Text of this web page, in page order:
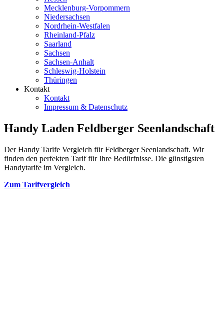
Mecklenburg-Vorpommern
Niedersachsen
Nordrhein-Westfalen
Rheinland-Pfalz
Saarland
Sachsen
Sachsen-Anhalt
Schleswig-Holstein
Thüringen
Kontakt
Kontakt
Impressum & Datenschutz
Handy Laden Feldberger Seenlandschaft
Der Handy Tarife Vergleich für Feldberger Seenlandschaft. Wir
finden den perfekten Tarif für Ihre Bedürfnisse. Die günstigsten
Handytarife im Vergleich.
Zum Tarifvergleich